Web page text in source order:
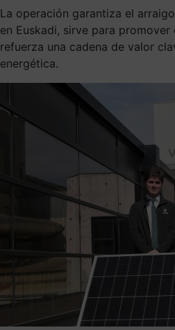
La operación garantiza el
en Euskadi, sirve para
refuerza una cadena de valor
energética.